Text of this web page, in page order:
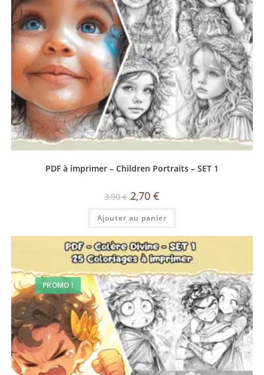
PDF à imprimer – Children Portraits – SET 1
3,90€ 2,70 €
Ajouter au panier
PROMO !